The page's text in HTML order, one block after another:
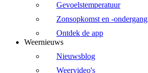
Gevoelstemperatuur
Zonsopkomst en -ondergang
Ontdek de app
Weernieuws
Nieuwsblog
Weervideo's